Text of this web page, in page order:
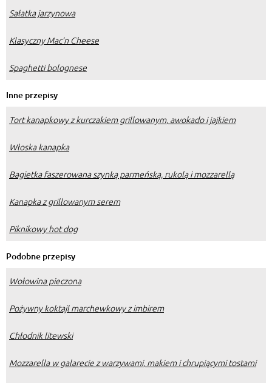
Sałatka jarzynowa
Klasyczny Mac’n Cheese
Spaghetti bolognese
Inne przepisy
Tort kanapkowy z kurczakiem grillowanym, awokado i jajkiem
Włoska kanapka
Bagietka faszerowana szynką parmeńską, rukolą i mozzarellą
Kanapka z grillowanym serem
Piknikowy hot dog
Podobne przepisy
Wołowina pieczona
Pożywny koktajl marchewkowy z imbirem
Chłodnik litewski
Mozzarella w galarecie z warzywami, makiem i chrupiącymi tostami